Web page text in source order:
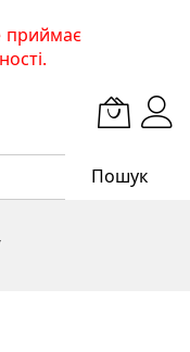
приймає
Пошук